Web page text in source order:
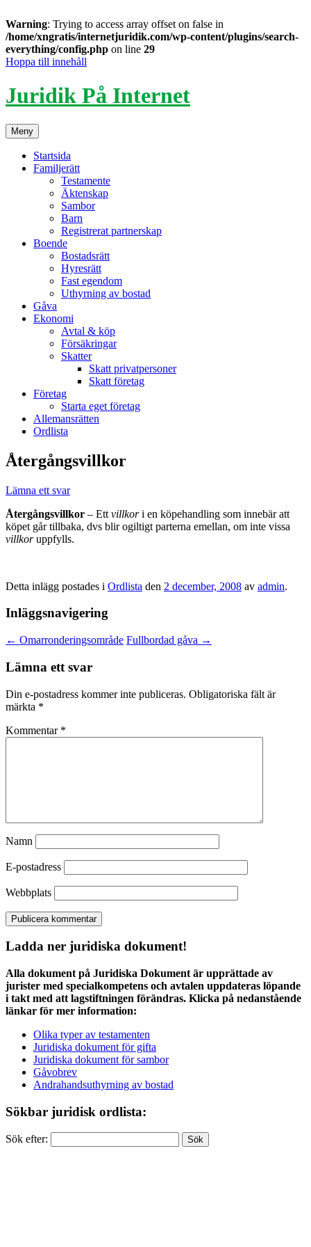
Warning: Trying to access array offset on false in
/home/xngratis/internetjuridik.com/wp-content/plugins/search-
everything/config.php on line 29
Hoppa till innehåll
Juridik På Internet
Meny
Startsida
Familjerätt
Testamente
Äktenskap
Sambor
Barn
Registrerat partnerskap
Boende
Bostadsrätt
Hyresrätt
Fast egendom
Uthyrning av bostad
Gåva
Ekonomi
Avtal & köp
Försäkringar
Skatter
Skatt privatpersoner
Skatt företag
Företag
Starta eget företag
Allemansrätten
Ordlista
Återgångsvillkor
Lämna ett svar
Återgångsvillkor – Ett villkori en köpehandling som innebär att
köpet går tillbaka, dvs blir ogiltigt parterna emellan, om inte vissa
villkoruppfylls.
Detta inlägg postades i Ordlista den 2 december, 2008 av admin.
Inläggsnavigering
← Omarronderingsområde Fullbordad gåva →
Lämna ett svar
Din e-postadress kommer inte publiceras. Obligatoriska fält är
märkta *
Kommentar *
Namn
E-postadress
Webbplats
Ladda ner juridiska dokument!
Alla dokument på Juridiska Dokument är upprättade av
jurister med specialkompetens och avtalen uppdateras löpande
i takt med att lagstiftningen förändras. Klicka på nedanstående
länkar för mer information:
Olika typer av testamenten
Juridiska dokument för gifta
Juridiska dokument för sambor
Gåvobrev
Andrahandsuthyrning av bostad
Sökbar juridisk ordlista:
Sök efter: